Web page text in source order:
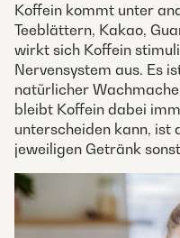
Koffein kommt unter
Teeblättern, Kakao,
wirkt sich Koffein
Nervensystem aus. Es
natürlicher
bleibt Koffein dabei
unterscheiden kann, ist
jeweiligen Getränk